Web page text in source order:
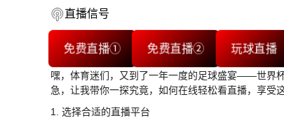
直播信号
免费直播① 免费直播② 玩球直播
嘿，体育迷们，又到了一年一度的足球盛宴——世界
急，让我带你一探究竟，如何在线轻松看直播，享受
1. 选择合适的直播平台